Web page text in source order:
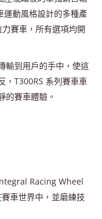
運動風格設計的多種產
賽車，所有選項均開
輸到用戶的手中，使這
，T300RS 系列賽車車
的賽車體驗。
Racing Wheel
車世界中，並磨練技